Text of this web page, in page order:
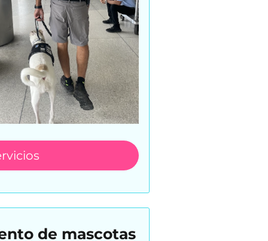
de mascotas